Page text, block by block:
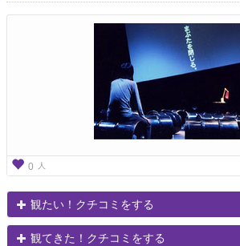
0 人
観たい！クチコミをする
観てきた！クチコミをする